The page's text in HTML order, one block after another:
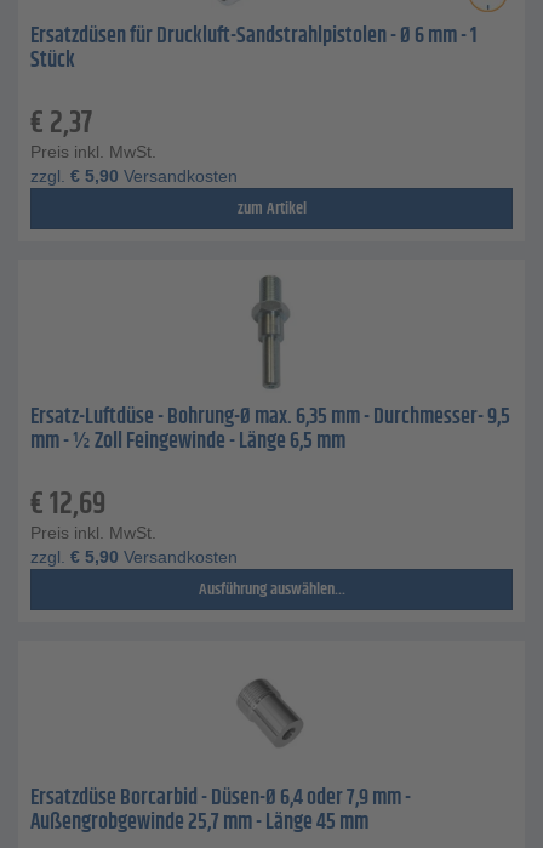
Ersatzdüsen für Druckluft-Sandstrahlpistolen - Ø 6 mm - 1
Stück
€2,37
Preis inkl. MwSt.
zzgl. € 5,90 Versandkosten
zum Artikel
Ersatz-Luftdüse - Bohrung-Ø max. 6,35 mm - Durchmesser- 9,5
mm - ½ Zoll Feingewinde - Länge 6,5 mm
€12,69
Preis inkl. MwSt.
zzgl. € 5,90 Versandkosten
Ausführung auswählen...
Ersatzdüse Borcarbid - Düsen-Ø 6,4 oder 7,9 mm -
Außengrobgewinde 25,7 mm - Länge 45 mm